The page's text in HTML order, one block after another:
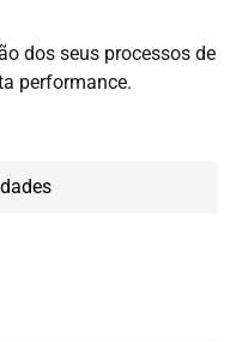
dos seus processos de
performance.